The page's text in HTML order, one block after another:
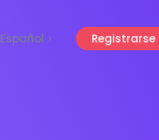
Español Registrarse